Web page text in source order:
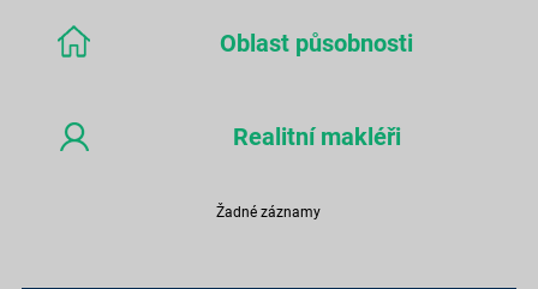
Oblast působnosti
Realitní makléři
Žadné záznamy